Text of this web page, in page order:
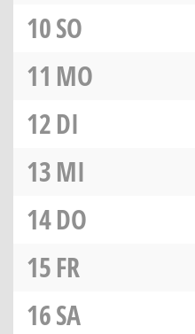
10SO
11 MO
12DI
13MI
14DO
15FR
16SA